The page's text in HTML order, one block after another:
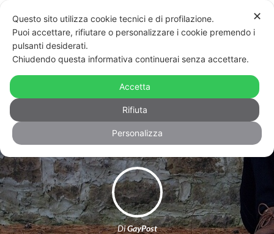
Fase 2: un’intera fetta di società
dimenticata dal governo e i suoi
esperti
DiGayPost
✕
Questo sito utilizza cookie tecnici e di profilazione.
Puoi accettare, rifiutare o personalizzare i cookie premendo i
pulsanti desiderati.
Chiudendo questa informativa continuerai senza accettare.
Accetta
Rifiuta
Personalizza